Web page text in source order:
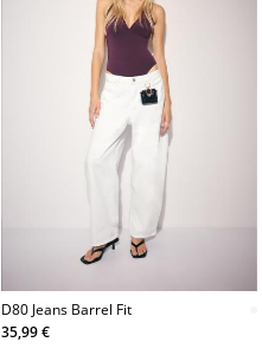
D80 Jeans Barrel Fit
35,99 €